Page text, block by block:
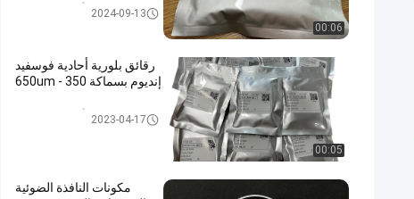
00:06
ركيزة أشباه الموصلات2024-09-13
00:05
رقائق بلورية أحادية فوسفيد
إنديوم بسماكة 350 - 650um
ركيزة أشباه الموصلات2023-04-17
مكونات النافذة الضوئية